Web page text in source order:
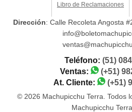
Libro de Reclamaciones
Dirección: Calle Recoleta Angosta
Teléfono: (51)
Ventas:
(+51)
At. Cliente:
(+51)
© 2026 Machupicchu Terra. Todos
Machupicchu Terra